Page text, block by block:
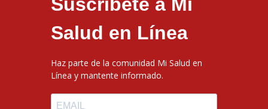
Salud en Línea
Haz parte de la comunidad Mi Salud en
Línea y mantente informado.